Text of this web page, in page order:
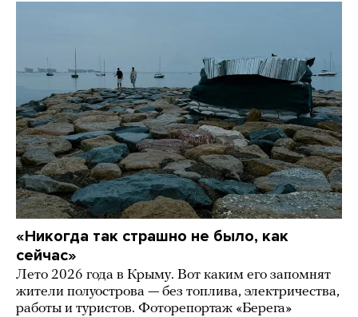
«Никогда так страшно не было, как
сейчас»
Лето 2026 года в Крыму. Вот каким его запомнят
жители полуострова — без топлива, электричества,
работы и туристов. Фоторепортаж «Берега»